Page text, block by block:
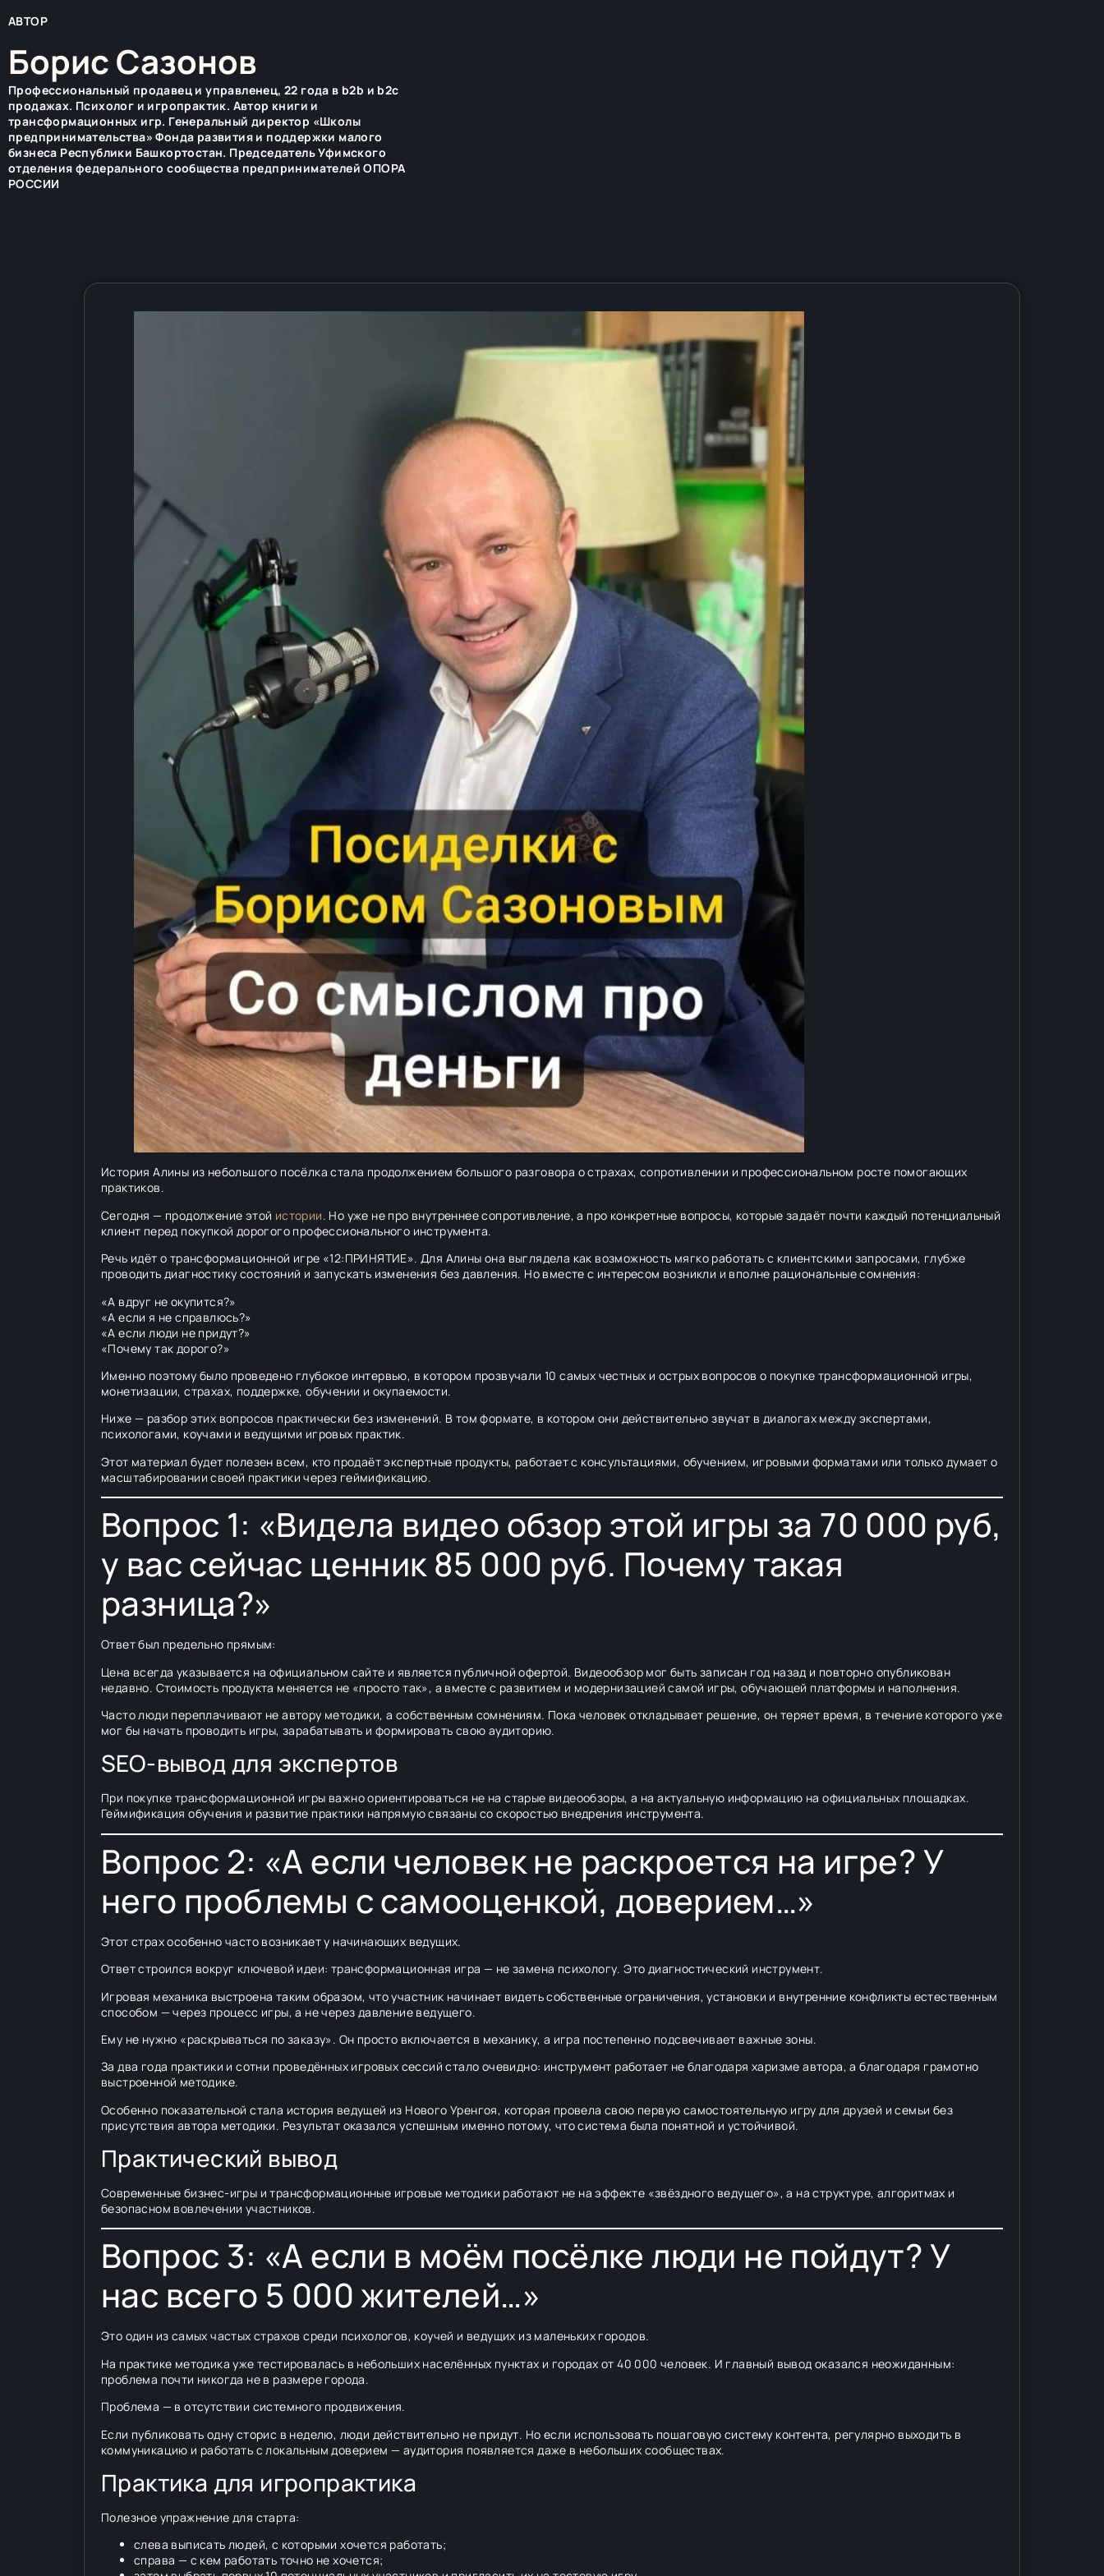
АВТОР
Борис Сазонов
Профессиональный продавец и управленец, 22 года в b2b и b2c
продажах. Психолог и игропрактик. Автор книги и
трансформационных игр. Генеральный директор «Школы
предпринимательства» Фонда развития и поддержки малого
бизнеса Республики Башкортостан. Председатель Уфимского
отделения федерального сообщества предпринимателей ОПОРА
РОССИИ
История Алины из небольшого посёлка стала продолжением большого разговора о страхах, сопротивлении и профессиональном росте помогающих
практиков.
Сегодня — продолжение этой истории. Но уже не про внутреннее сопротивление, а про конкретные вопросы, которые задаёт почти каждый потенциальный
клиент перед покупкой дорогого профессионального инструмента.
Речь идёт о трансформационной игре «12:ПРИНЯТИЕ». Для Алины она выглядела как возможность мягко работать с клиентскими запросами, глубже
проводить диагностику состояний и запускать изменения без давления. Но вместе с интересом возникли и вполне рациональные сомнения:
«А вдруг не окупится?»
«А если я не справлюсь?»
«А если люди не придут?»
«Почему так дорого?»
Именно поэтому было проведено глубокое интервью, в котором прозвучали 10 самых честных и острых вопросов о покупке трансформационной игры,
монетизации, страхах, поддержке, обучении и окупаемости.
Ниже — разбор этих вопросов практически без изменений. В том формате, в котором они действительно звучат в диалогах между экспертами,
психологами, коучами и ведущими игровых практик.
Этот материал будет полезен всем, кто продаёт экспертные продукты, работает с консультациями, обучением, игровыми форматами или только думает о
масштабировании своей практики через геймификацию.
Вопрос 1: «Видела видео обзор этой игры за 70 000 руб,
у вас сейчас ценник 85 000 руб. Почему такая
разница?»
Ответ был предельно прямым:
Цена всегда указывается на официальном сайте и является публичной офертой. Видеообзор мог быть записан год назад и повторно опубликован
недавно. Стоимость продукта меняется не «просто так», а вместе с развитием и модернизацией самой игры, обучающей платформы и наполнения.
Часто люди переплачивают не автору методики, а собственным сомнениям. Пока человек откладывает решение, он теряет время, в течение которого уже
мог бы начать проводить игры, зарабатывать и формировать свою аудиторию.
SEO-вывод для экспертов
При покупке трансформационной игры важно ориентироваться не на старые видеообзоры, а на актуальную информацию на официальных площадках.
Геймификация обучения и развитие практики напрямую связаны со скоростью внедрения инструмента.
Вопрос 2: «А если человек не раскроется на игре? У
него проблемы с самооценкой, доверием…»
Этот страх особенно часто возникает у начинающих ведущих.
Ответ строился вокруг ключевой идеи: трансформационная игра — не замена психологу. Это диагностический инструмент.
Игровая механика выстроена таким образом, что участник начинает видеть собственные ограничения, установки и внутренние конфликты естественным
способом — через процесс игры, а не через давление ведущего.
Ему не нужно «раскрываться по заказу». Он просто включается в механику, а игра постепенно подсвечивает важные зоны.
За два года практики и сотни проведённых игровых сессий стало очевидно: инструмент работает не благодаря харизме автора, а благодаря грамотно
выстроенной методике.
Особенно показательной стала история ведущей из Нового Уренгоя, которая провела свою первую самостоятельную игру для друзей и семьи без
присутствия автора методики. Результат оказался успешным именно потому, что система была понятной и устойчивой.
Практический вывод
Современные бизнес-игры и трансформационные игровые методики работают не на эффекте «звёздного ведущего», а на структуре, алгоритмах и
безопасном вовлечении участников.
Вопрос 3: «А если в моём посёлке люди не пойдут? У
нас всего 5 000 жителей…»
Это один из самых частых страхов среди психологов, коучей и ведущих из маленьких городов.
На практике методика уже тестировалась в небольших населённых пунктах и городах от 40 000 человек. И главный вывод оказался неожиданным:
проблема почти никогда не в размере города.
Проблема — в отсутствии системного продвижения.
Если публиковать одну сторис в неделю, люди действительно не придут. Но если использовать пошаговую систему контента, регулярно выходить в
коммуникацию и работать с локальным доверием — аудитория появляется даже в небольших сообществах.
Практика для игропрактика
Полезное упражнение для старта:
слева выписать людей, с которыми хочется работать;
справа — с кем работать точно не хочется;